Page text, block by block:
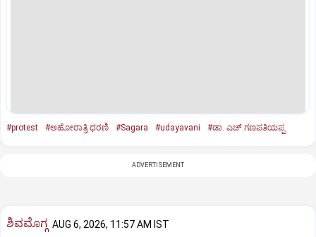
#protest #ಅಹೋರಾತ್ರಿ ಧರಣಿ #Sagara #udayavani #ಡಾ. ಎಚ್.ಗಣಪತಿಯಪ್ಪ
ADVERTISEMENT
ಶಿವಮೊಗ್ಗ AUG 6, 2026, 11:57 AM IST